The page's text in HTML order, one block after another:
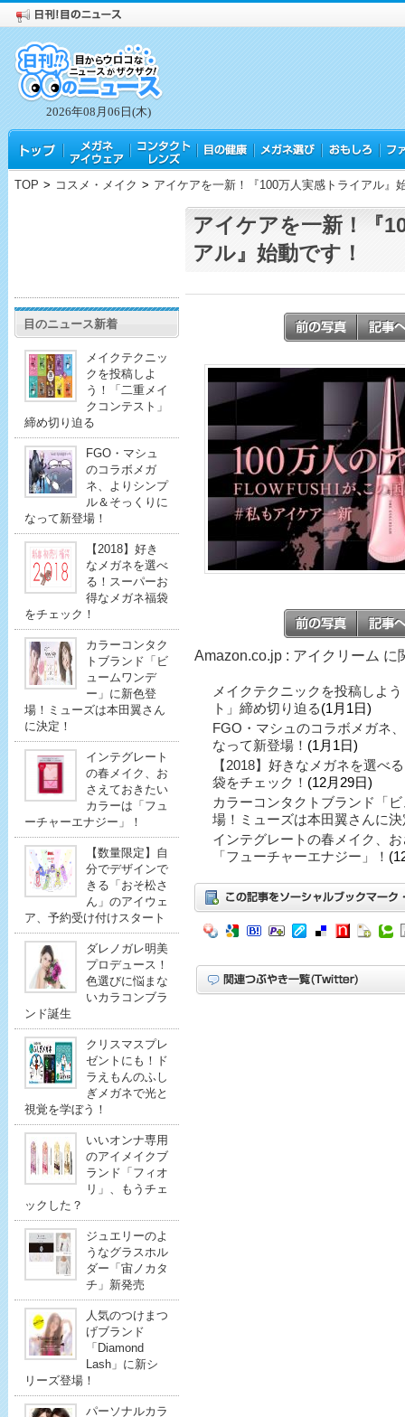
2026年08月06日(木)
TOP > コスメ・メイク > アイケアを一新！『100万人実感トライアル』
目のニュース新着
メイクテクニッ
クを投稿しよ
う！「二重メイ
クコンテスト」
締め切り迫る
FGO・マシュ
のコラボメガ
ネ、よりシンプ
ル＆そっくりに
なって新登場！
【2018】好き
なメガネを選べ
る！スーパーお
得なメガネ福袋
をチェック！
カラーコンタク
トブランド「ビ
ュームワンデ
ー」に新色登
場！ミューズは本田翼さん
に決定！
インテグレート
の春メイク、お
さえておきたい
カラーは「フュ
ーチャーエナジー」！
【数量限定】自
分でデザインで
きる「おそ松さ
ん」のアイウェ
ア、予約受け付けスタート
ダレノガレ明美
プロデュース！
色選びに悩まな
いカラコンブラ
ンド誕生
クリスマスプレ
ゼントにも！ド
ラえもんのふし
ぎメガネで光と
視覚を学ぼう！
いいオンナ専用
のアイメイクブ
ランド「フィオ
リ」、もうチェ
ックした？
ジュエリーのよ
うなグラスホル
ダー「宙ノカタ
チ」新発売
人気のつけまつ
げブランド
「Diamond
Lash」に新シ
リーズ登場！
パーソナルカラ
アイケアを一新！『
アル』始動です！
Amazon.co.jp : アイクリーム に
メイクテクニックを投稿しよ
ト」締め切り迫る(1月1日)
FGO・マシュのコラボメガネ
なって新登場！ (1月1日)
【2018】好きなメガネを選べ
袋をチェック！ (12月29日)
カラーコンタクトブランド「
場！ミューズは本田翼さんに決
インテグレートの春メイク、
「フューチャーエナジー」！